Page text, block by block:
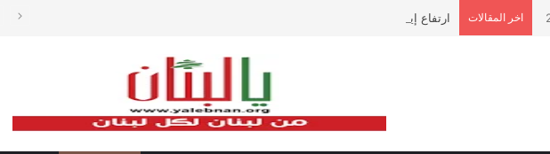
اخر المقالات ارتفاع إيرادات شباك التذاكر في أميركا رغم تراجع عدد مرتادي دور السينما